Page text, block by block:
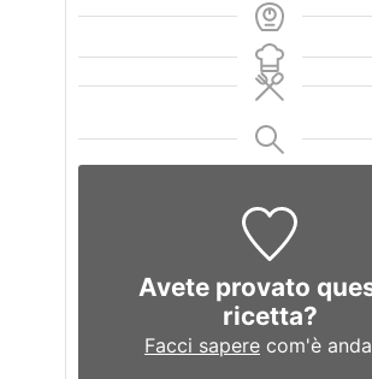
Avete provato
ricetta?
Facci sapere com'è